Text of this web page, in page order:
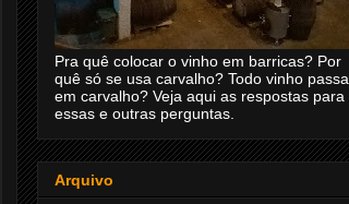
Pra quê colocar o vinho em barricas? Por
quê só se usa carvalho? Todo vinho passa
em carvalho? Veja aqui as respostas para
essas e outras perguntas.
Arquivo